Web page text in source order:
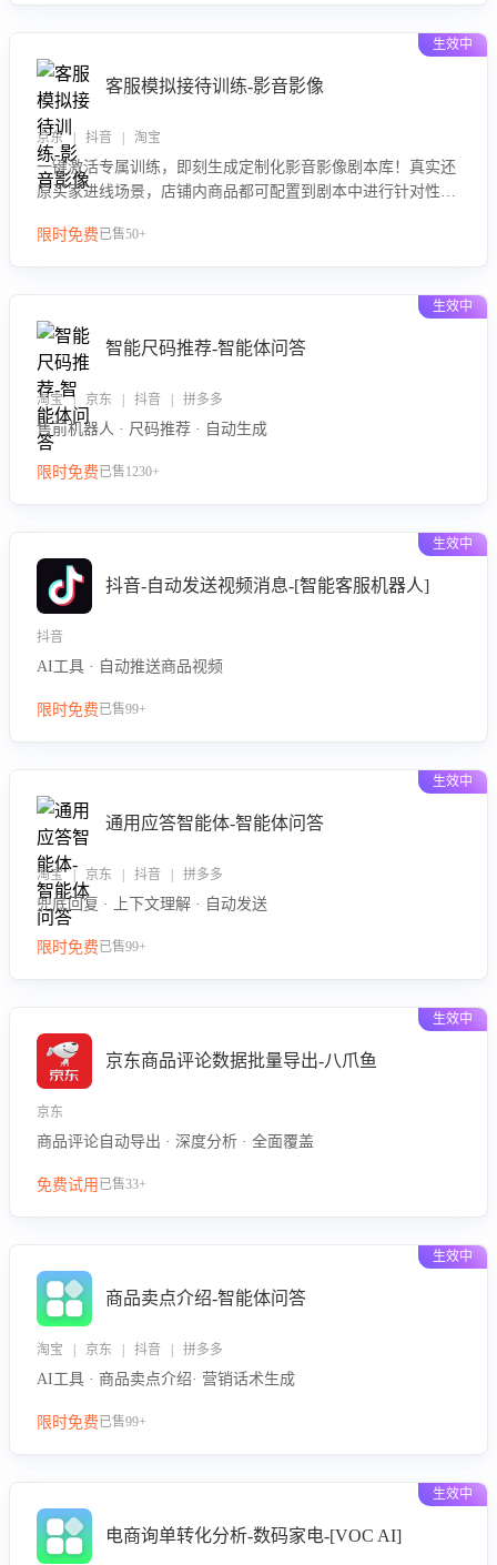
生效中
客服模拟接待训练-影音影像
京东 | 抖音 | 淘宝
一键激活专属训练，即刻生成定制化影音影像剧本库！真实还
原买家进线场景，店铺内商品都可配置到剧本中进行针对性训
即开通”，快速获取影音影像类目剧本，一键开启客服培训。
限时免费已售50+
生效中
智能尺码推荐-智能体问答
淘宝 | 京东 | 抖音 | 拼多多
售前机器人 · 尺码推荐 · 自动生成
限时免费已售1230+
生效中
抖音-自动发送视频消息-[智能客服机器人]
抖音
AI工具 · 自动推送商品视频
限时免费已售99+
生效中
通用应答智能体-智能体问答
淘宝 | 京东 | 抖音 | 拼多多
兜底回复 · 上下文理解 · 自动发送
限时免费已售99+
生效中
京东商品评论数据批量导出-八爪鱼
京东
商品评论自动导出 · 深度分析 · 全面覆盖
免费试用 已售33+
生效中
商品卖点介绍-智能体问答
淘宝 | 京东 | 抖音 | 拼多多
AI工具 · 商品卖点介绍· 营销话术生成
限时免费已售99+
生效中
电商询单转化分析-数码家电-[VOC AI]